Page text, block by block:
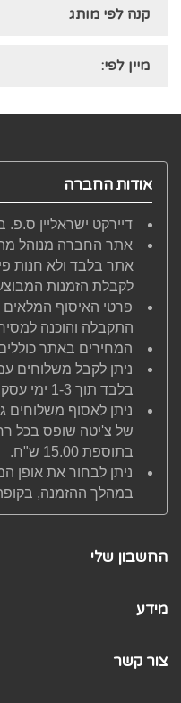
קנה לפי מותג
מיין לפי:
אודות החברה
דיירקט ישראליין ס.פ.
אתר החברה מנוהל
אתר בלבד ולא חנות
לקבלת הזמנות
פרטי האיסוף
התקבלה והוכנה
המחירים באתר
בלבד תוך 1-3 ימי עסקים.
בתוספת 15.00 ש"ח.
ניתן לבחור את אופן
במהלך ההזמנה,
החשבון שלי
מידע
צור קשר